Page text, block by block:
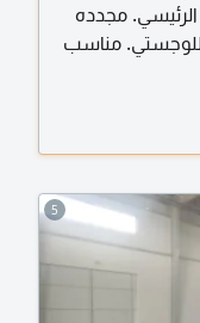
مجدده
مناسب
5